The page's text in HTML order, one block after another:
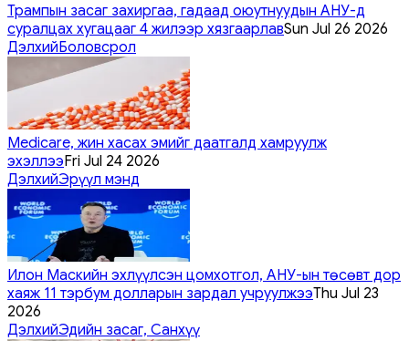
Трампын засаг захиргаа, гадаад оюутнуудын АНУ-д
суралцах хугацааг 4 жилээр хязгаарлавSun Jul 26 2026
ДэлхийБоловсрол
Medicare, жин хасах эмийг даатгалд хамруулж
эхэллээFri Jul 24 2026
ДэлхийЭрүүл мэнд
Илон Маскийн эхлүүлсэн цомхотгол, АНУ-ын төсөвт дор
хаяж 11 тэрбум долларын зардал учруулжээThu Jul 23
2026
ДэлхийЭдийн засаг, Санхүү